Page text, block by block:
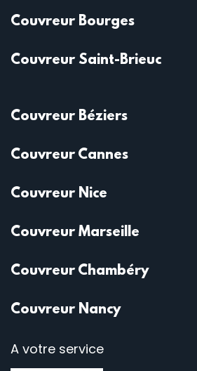
Couvreur Bourges
Couvreur Saint-Brieuc
Couvreur Béziers
Couvreur Cannes
Couvreur Nice
Couvreur Marseille
Couvreur Chambéry
Couvreur Nancy
A votre service